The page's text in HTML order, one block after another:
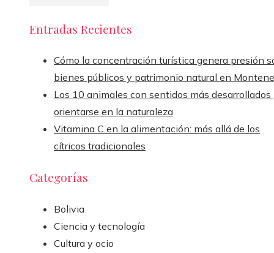
Entradas Recientes
Cómo la concentración turística genera presión
bienes públicos y patrimonio natural en
Los 10 animales con sentidos más desarrollados
orientarse en la naturaleza
Vitamina C en la alimentación: más allá de los
cítricos tradicionales
Categorías
Bolivia
Ciencia y tecnología
Cultura y ocio